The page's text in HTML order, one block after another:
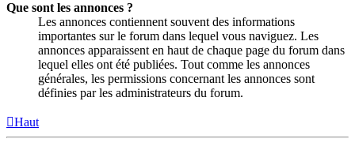
Que sont les annonces ?
Les annonces contiennent souvent des informations
importantes sur le forum dans lequel vous naviguez. Les
annonces apparaissent en haut de chaque page du forum dans
lequel elles ont été publiées. Tout comme les annonces
générales, les permissions concernant les annonces sont
définies par les administrateurs du forum.
Haut